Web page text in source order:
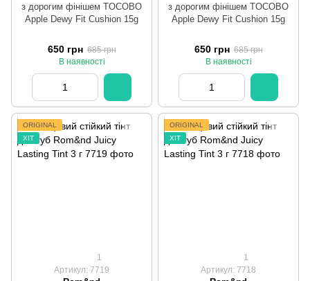
з дорогим фінішем TOCOBO
Apple Dewy Fit Cushion 15g
650 грн 685 грн
В наявності
з дорогим фінішем TOCOBO
Apple Dewy Fit Cushion 15g
650 грн 685 грн
В наявності
ORIGINAL
ХІТ
1
Артикул: 7719
ORIGINAL
ХІТ
1
Артикул: 7718